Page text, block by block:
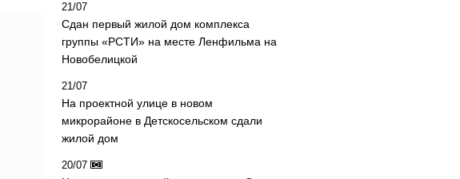
21/07
Сдан первый жилой дом комплекса
группы «РСТИ» на месте Ленфильма на
Новобелицкой
21/07
На проектной улице в новом
микрорайоне в Детскосельском сдали
жилой дом
20/07